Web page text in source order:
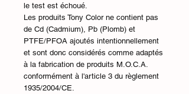
le test est échoué.
Les produits Tony Color ne contient pas
de Cd (Cadmium), Pb (Plomb) et
PTFE/PFOA ajoutés intentionnellement
et sont donc considérés comme adaptés
à la fabrication de produits M.O.C.A.
conformément à l'article 3 du règlement
1935/2004/CE.